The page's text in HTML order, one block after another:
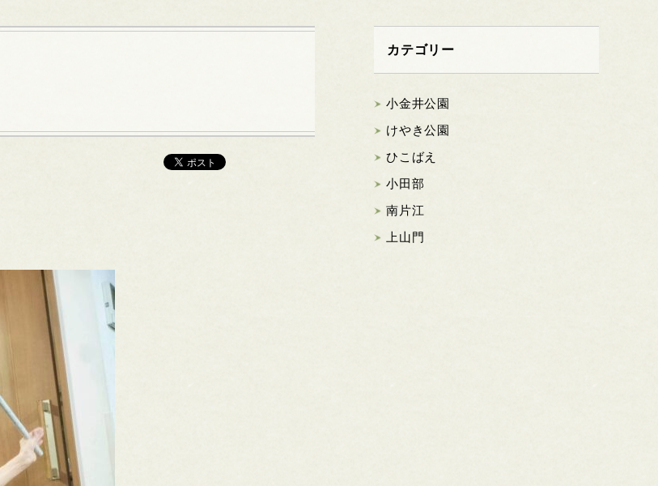
カテゴリー
小金井公園
けやき公園
ひこばえ
小田部
南片江
上山門